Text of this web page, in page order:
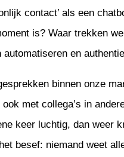
contact’ als een
is? Waar trekken
automatiseren en
binnen onze
met collega’s in
keer luchtig, dan weer
besef: niemand weet